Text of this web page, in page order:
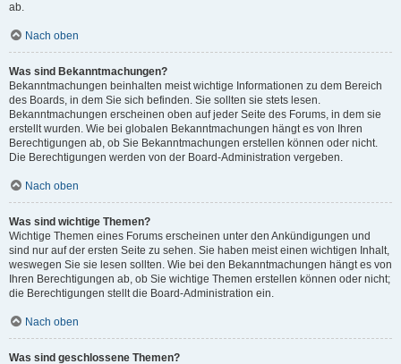
ab.
Nach oben
Was sind Bekanntmachungen?
Bekanntmachungen beinhalten meist wichtige Informationen zu dem Bereich
des Boards, in dem Sie sich befinden. Sie sollten sie stets lesen.
Bekanntmachungen erscheinen oben auf jeder Seite des Forums, in dem sie
erstellt wurden. Wie bei globalen Bekanntmachungen hängt es von Ihren
Berechtigungen ab, ob Sie Bekanntmachungen erstellen können oder nicht.
Die Berechtigungen werden von der Board-Administration vergeben.
Nach oben
Was sind wichtige Themen?
Wichtige Themen eines Forums erscheinen unter den Ankündigungen und
sind nur auf der ersten Seite zu sehen. Sie haben meist einen wichtigen Inhalt,
weswegen Sie sie lesen sollten. Wie bei den Bekanntmachungen hängt es von
Ihren Berechtigungen ab, ob Sie wichtige Themen erstellen können oder nicht;
die Berechtigungen stellt die Board-Administration ein.
Nach oben
Was sind geschlossene Themen?